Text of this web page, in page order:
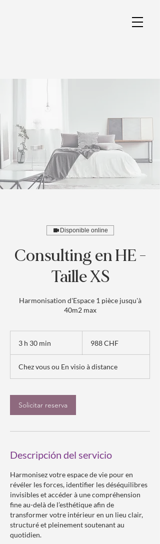
Disponible online
Consulting en HE -
Taille XS
Harmonisation d'Espace 1 pièce jusqu'à
40m2 max
3 h 30 min
3
i
n
suizos988 CHF
Chez vous ou En visio à distance
Solicitar reserva
Descripción del servicio
Harmonisez votre espace de vie pour en
révéler les forces, identifier les déséquilibres
invisibles et accéder à une compréhension
fine au-delà de l’esthétique afin de
transformer votre intérieur en un lieu clair,
structuré et pleinement soutenant au
quotidien.